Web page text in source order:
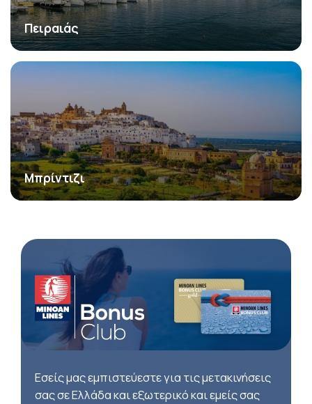
Πειραιάς
Μπρίντιζι
Εσείς μας εμπιστεύεστε για τις μετακινήσεις
σας σε Ελλάδα και εξωτερικό και εμείς σας